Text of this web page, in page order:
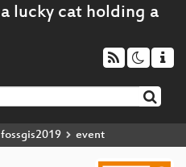
fossgis2019 event